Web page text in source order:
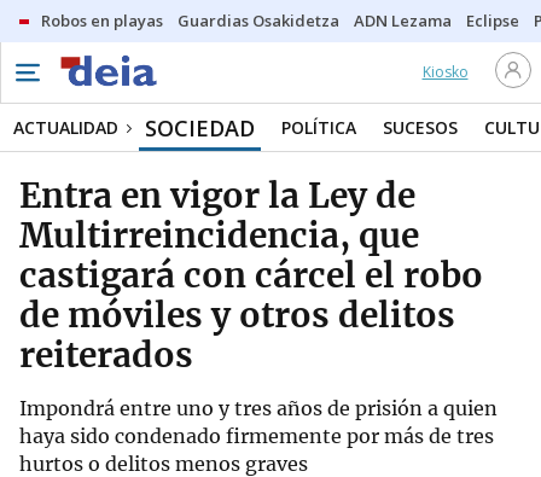
Robos en playas Guardias Osakidetza ADN Lezama Eclipse
Kiosko
ACTUALIDAD SOCIEDAD POLÍTICA SUCESOS
Entra en vigor la Ley de
Multirreincidencia, que
castigará con cárcel el robo
de móviles y otros delitos
reiterados
Impondrá entre uno y tres años de prisión a quien
haya sido condenado firmemente por más de tres
hurtos o delitos menos graves